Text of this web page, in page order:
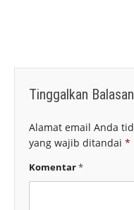
Tinggalkan Balasan
Alamat email Anda
yang wajib ditandai *
Komentar*